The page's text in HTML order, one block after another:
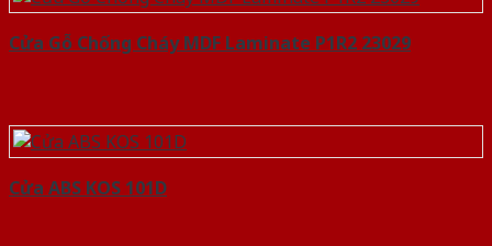
Cửa Gỗ Chống Cháy MDF Laminate P1R2 23029
Cửa ABS KOS 101D